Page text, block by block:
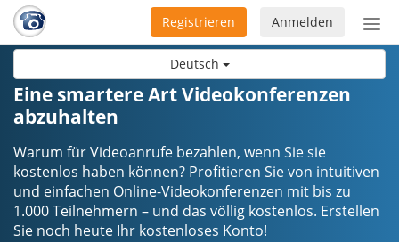
Deutsch
Anmelden
Registrieren
Eine smartere Art Videokonferenzen
abzuhalten
Warum für Videoanrufe bezahlen, wenn Sie sie
kostenlos haben können? Profitieren Sie von intuitiven
und einfachen Online-Videokonferenzen mit bis zu
1.000 Teilnehmern – und das völlig kostenlos. Erstellen
Sie noch heute Ihr kostenloses Konto!